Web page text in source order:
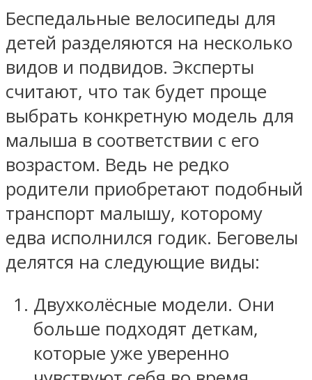
Беспедальные велосипеды для
детей разделяются на несколько
видов и подвидов. Эксперты
считают, что так будет проще
выбрать конкретную модель для
малыша в соответствии с его
возрастом. Ведь не редко
родители приобретают подобный
транспорт малышу, которому
едва исполнился годик. Беговелы
делятся на следующие виды:
Двухколёсные модели. Они
больше подходят деткам,
которые уже уверенно